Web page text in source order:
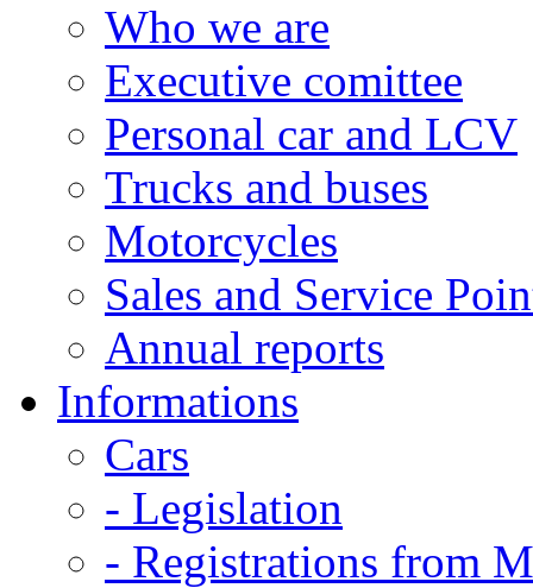
Who we are
Executive comittee
Personal car and LCV
Trucks and buses
Motorcycles
Sales and Service
Annual reports
Informations
Cars
- Legislation
- Registrations from